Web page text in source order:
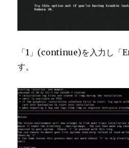
「1」(continue)を入力し「
す。